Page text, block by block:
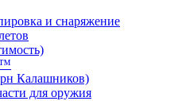
и снаряжение
Калашников)
для оружия